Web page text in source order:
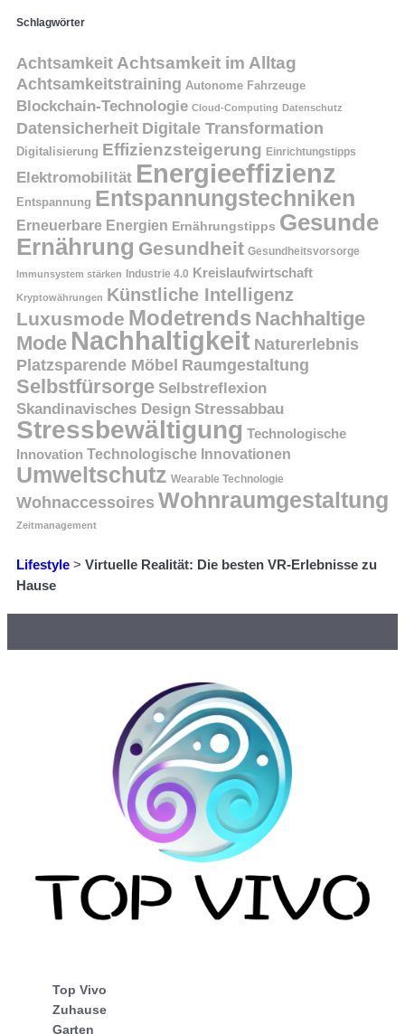
Schlagwörter
AchtsamkeitAchtsamkeit im Alltag
Achtsamkeitstraining Autonome Fahrzeuge
Blockchain-Technologie Cloud-Computing Datenschutz
Datensicherheit Digitale Transformation
Digitalisierung Effizienzsteigerung Einrichtungstipps
Elektromobilität Energieeffizienz
Entspannung Entspannungstechniken
Erneuerbare Energien Ernährungstipps Gesunde
Ernährung Gesundheit Gesundheitsvorsorge
Immunsystem stärken Industrie 4.0 Kreislaufwirtschaft
Kryptowährungen Künstliche Intelligenz
Luxusmode Modetrends Nachhaltige
Mode Nachhaltigkeit Naturerlebnis
Platzsparende Möbel Raumgestaltung
Selbstfürsorge Selbstreflexion
Skandinavisches Design Stressabbau
Stressbewältigung Technologische
Innovation Technologische Innovationen
Umweltschutz Wearable Technologie
Wohnaccessoires Wohnraumgestaltung
Zeitmanagement
Lifestyle > Virtuelle Realität: Die besten VR-Erlebnisse zu
Hause
Top Vivo
Zuhause
Garten